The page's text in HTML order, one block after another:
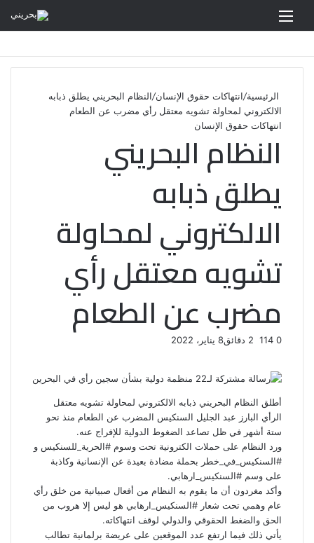
الرئيسية/انتهاكات حقوق الإنسان/النظام البحريني يطلق ذبابه
الالكتروني لمحاولة تشويه معتقل رأي مضرب عن الطعام
انتهاكات حقوق الإنسان
النظام البحريني
يطلق ذبابه
الالكتروني لمحاولة
تشويه معتقل رأي
مضرب عن الطعام
8 يناير، 2022 0
ي
س
و
و
ي
ت
ي
ن
ك
د
u
m
b
l
ن
ت
ي
e
t
ت
س
ب
أطلق النظام البحريني ذبابه الالكتروني لمحاولة تشويه معتقل
الرأي البارز عبد الجليل السنكيس المضرب عن الطعام منذ نحو
ستة أشهر في ظل تصاعد الضغوط الدولية للإفراج عنه.
ورد النظام على حملات الكترونية تحت وسوم #الحرية_للسنكيس و
#السنكيس_في_خطر بحملة مضادة بعيدة عن الإنسانية وكاذبة
على وسم #السنكيس_ارهابي.
وأكد مغردون أن ما يقوم به النظام من أفعال صبيانية من خلق رأي
عام وهمي تحت شعار #السنكيس_ارهابي هو ليس إلا هروب من
الحق والضغط الحقوقي والدولي لوقف انتهاكاته.
يأتي ذلك فيما ارتفع عدد الموقعين على عريضة برلمانية تطالب